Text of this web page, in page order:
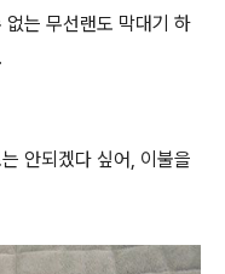
는 무선랜도 막대기 하
안되겠다 싶어, 이불을